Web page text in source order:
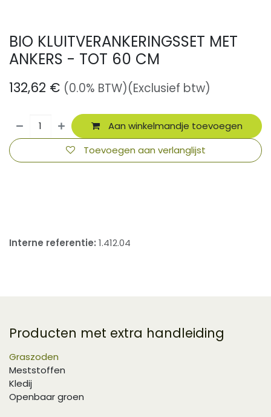
BIO KLUITVERANKERINGSSET MET
ANKERS - TOT 60 CM
132,62 € (0.0% BTW)(Exclusief btw)
Aan winkelmandje toevoegen
Toevoegen aan verlanglijst
Interne referentie: 1.412.04
Producten met extra handleiding
Graszoden
Meststoffen
Kledij
Openbaar groen